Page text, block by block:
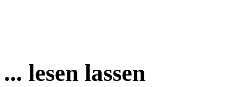
... lesen lassen